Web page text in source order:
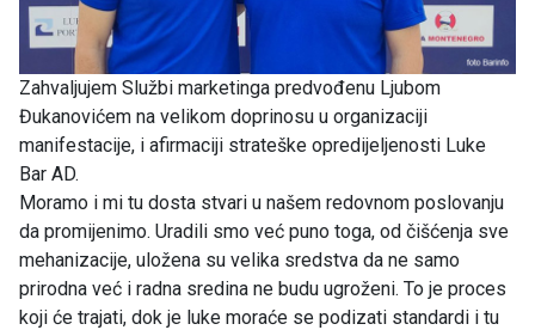
Zahvaljujem Službi marketinga predvođenu Ljubom
Đukanovićem na velikom doprinosu u organizaciji
manifestacije, i afirmaciji strateške opredijeljenosti Luke
Bar AD.
Moramo i mi tu dosta stvari u našem redovnom poslovanju
da promijenimo. Uradili smo već puno toga, od čišćenja sve
mehanizacije, uložena su velika sredstva da ne samo
prirodna već i radna sredina ne budu ugroženi. To je proces
koji će trajati, dok je luke moraće se podizati standardi i tu